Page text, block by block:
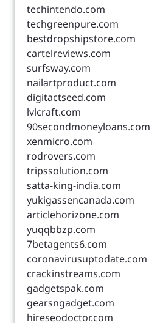
techintendo.com
techgreenpure.com
bestdropshipstore.com
cartelreviews.com
surfsway.com
nailartproduct.com
digitactseed.com
lvlcraft.com
90secondmoneyloans.com
xenmicro.com
rodrovers.com
tripssolution.com
satta-king-india.com
yukigassencanada.com
articlehorizone.com
yuqqbbzp.com
7betagents6.com
coronavirusuptodate.com
crackinstreams.com
gadgetspak.com
gearsngadget.com
hireseodoctor.com